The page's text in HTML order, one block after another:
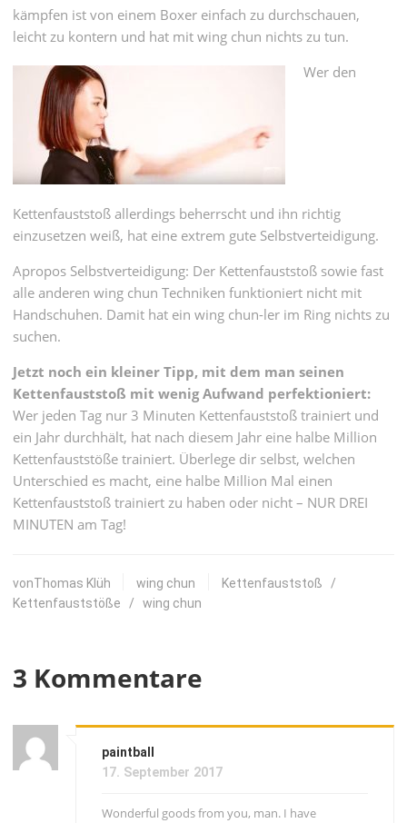
kämpfen ist von einem Boxer einfach zu durchschauen,
leicht zu kontern und hat mit wing chun nichts zu tun.
Wer den
Kettenfauststoß allerdings beherrscht und ihn richtig
einzusetzen weiß, hat eine extrem gute Selbstverteidigung.
Apropos Selbstverteidigung: Der Kettenfauststoß sowie fast
alle anderen wing chun Techniken funktioniert nicht mit
Handschuhen. Damit hat ein wing chun-ler im Ring nichts zu
suchen.
Jetzt noch ein kleiner Tipp, mit dem man seinen
Kettenfauststoß mit wenig Aufwand perfektioniert:
Wer jeden Tag nur 3 Minuten Kettenfauststoß trainiert und
ein Jahr durchhält, hat nach diesem Jahr eine halbe Million
Kettenfauststöße trainiert. Überlege dir selbst, welchen
Unterschied es macht, eine halbe Million Mal einen
Kettenfauststoß trainiert zu haben oder nicht – NUR DREI
MINUTEN am Tag!
vonThomas Klüh wing chun Kettenfauststoß /
Kettenfauststöße /wing chun
3 Kommentare
paintball
17. September 2017
Wonderful goods from you, man. I have